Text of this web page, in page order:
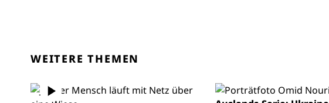
WEITERE THEMEN